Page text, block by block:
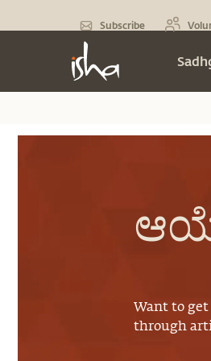
Subscribe
Want to get
through